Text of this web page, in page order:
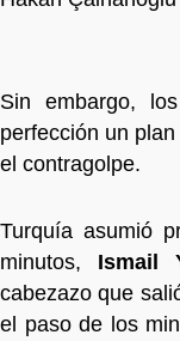
Sin embargo,
perfección un
el contragolpe.
Turquía asumió
minutos, Ismail
cabezazo que
el paso de los